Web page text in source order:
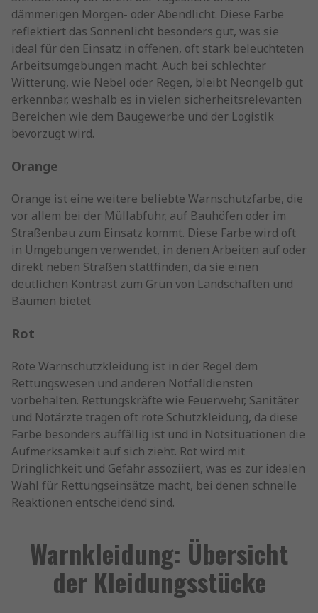
dämmerigen Morgen- oder Abendlicht. Diese Farbe
reflektiert das Sonnenlicht besonders gut, was sie
ideal für den Einsatz in offenen, oft stark beleuchteten
Arbeitsumgebungen macht. Auch bei schlechter
Witterung, wie Nebel oder Regen, bleibt Neongelb gut
erkennbar, weshalb es in vielen sicherheitsrelevanten
Bereichen wie dem Baugewerbe und der Logistik
bevorzugt wird.
Orange
Orange ist eine weitere beliebte Warnschutzfarbe, die
vor allem bei der Müllabfuhr, auf Bauhöfen oder im
Straßenbau zum Einsatz kommt. Diese Farbe wird oft
in Umgebungen verwendet, in denen Arbeiten auf oder
direkt neben Straßen stattfinden, da sie einen
deutlichen Kontrast zum Grün von Landschaften und
Bäumen bietet
Rot
Rote Warnschutzkleidung ist in der Regel dem
Rettungswesen und anderen Notfalldiensten
vorbehalten. Rettungskräfte wie Feuerwehr, Sanitäter
und Notärzte tragen oft rote Schutzkleidung, da diese
Farbe besonders auffällig ist und in Notsituationen die
Aufmerksamkeit auf sich zieht. Rot wird mit
Dringlichkeit und Gefahr assoziiert, was es zur idealen
Wahl für Rettungseinsätze macht, bei denen schnelle
Reaktionen entscheidend sind.
Warnkleidung: Übersicht
der Kleidungsstücke